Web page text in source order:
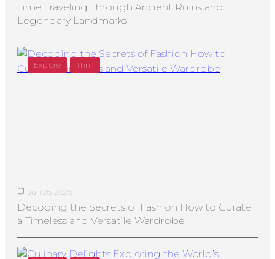
Time Traveling Through Ancient Ruins and
Legendary Landmarks
Explore Thrill
Jun 26, 2026
Decoding the Secrets of Fashion How to Curate
a Timeless and Versatile Wardrobe